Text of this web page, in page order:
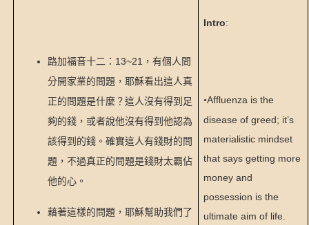
路加福音十二： 13~21 ，有個人問
分開家業的問題，耶穌看出這人真
正的問題是什麼？這人沒有得到足
夠的錢，或者說他沒有得到他認為
該得到的錢。確實這人有錢財的問
題，不過真正的問題是錢財太霸佔
他的心。
藉著這樣的問題，耶穌幫助我們了
Intro:
•Affluenza is the
disease of greed; it’s
materialistic mindset
that says getting more
money and
possession is the
ultimate aim of life.